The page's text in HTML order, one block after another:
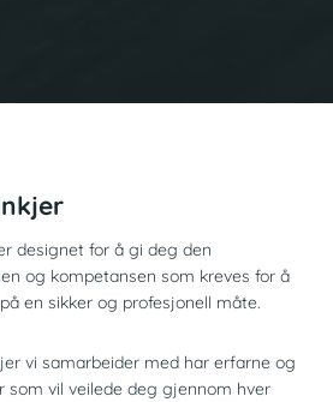
designet for å gi deg den
og kompetansen som kreves for å
en sikker og profesjonell måte.
vi samarbeider med har erfarne og
som vil veilede deg gjennom hver